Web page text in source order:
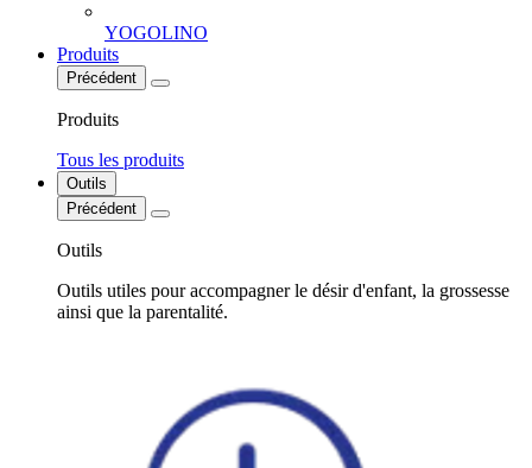
YOGOLINO
Produits
Précédent
Produits
Tous les produits
Outils
Précédent
Outils
Outils utiles pour accompagner le désir d'enfant, la grossesse
ainsi que la parentalité.